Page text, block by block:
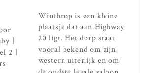
Winthrop is een kleine
plaatsje dat aan Highway
20 ligt. Het dorp staat
vooral bekend om zijn
western uiterlijk en om